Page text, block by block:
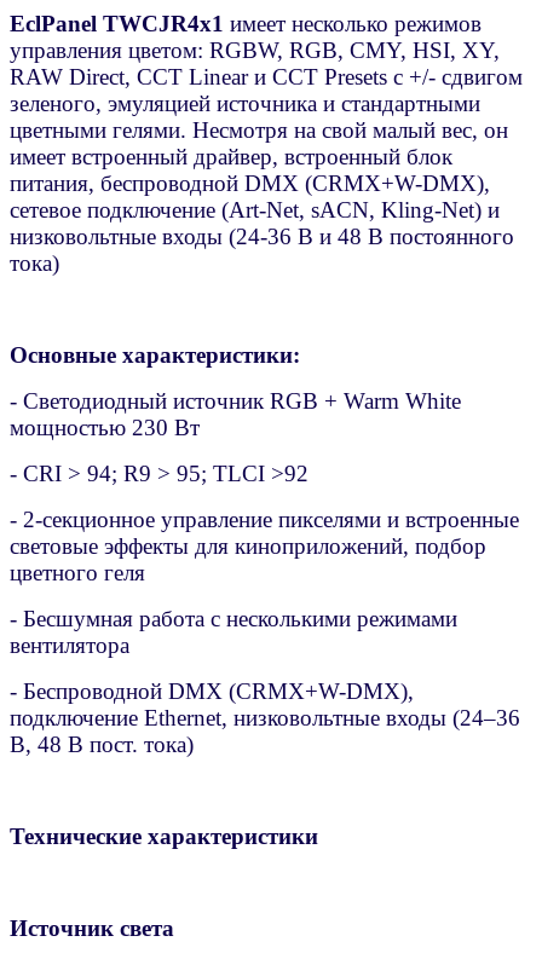
EclPanel TWCJR4x1 имеет несколько режимов
управления цветом: RGBW, RGB, CMY, HSI, XY,
RAW Direct, CCT Linear и CCT Presets с +/- сдвигом
зеленого, эмуляцией источника и стандартными
цветными гелями. Несмотря на свой малый вес, он
имеет встроенный драйвер, встроенный блок
питания, беспроводной DMX (CRMX+W-DMX),
сетевое подключение (Art-Net, sACN, Kling-Net) и
низковольтные входы (24-36 В и 48 В постоянного
тока)
Основные характеристики:
- Светодиодный источник RGB + Warm White
мощностью 230 Вт
- CRI > 94; R9 > 95; TLCI >92
- 2-секционное управление пикселями и встроенные
световые эффекты для киноприложений, подбор
цветного геля
- Бесшумная работа с несколькими режимами
вентилятора
- Беспроводной DMX (CRMX+W-DMX),
подключение Ethernet, низковольтные входы (24–36
В, 48 В пост. тока)
Технические характеристики
Источник света